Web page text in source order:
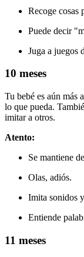
Recoge cosas
Puede decir
Juga a juegos
10 meses
Tu bebé es aún más
lo que pueda.
imitar a otros.
Atento:
Se mantiene
Olas, adiós.
Imita sonidos
Entiende
11 meses